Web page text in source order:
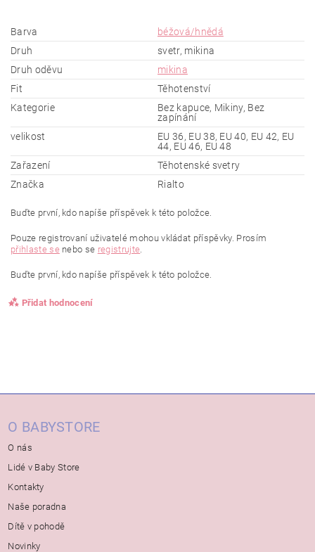
Barva
béžová/hnědá
Druh
svetr, mikina
Druh oděvu
mikina
Fit
Těhotenství
Kategorie
Bez kapuce, Mikiny, Bez
zapínání
velikost
EU 36, EU 38, EU 40, EU 42, EU
44, EU 46, EU 48
Zařazení
Těhotenské svetry
Značka
Rialto
Buďte první, kdo napíše příspěvek k této položce.
Pouze registrovaní uživatelé mohou vkládat příspěvky. Prosím
přihlaste senebo se registrujte.
Buďte první, kdo napíše příspěvek k této položce.
Přidat hodnocení
O BABYSTORE
O nás
Lidé v Baby Store
Kontakty
Naše poradna
Dítě v pohodě
Novinky